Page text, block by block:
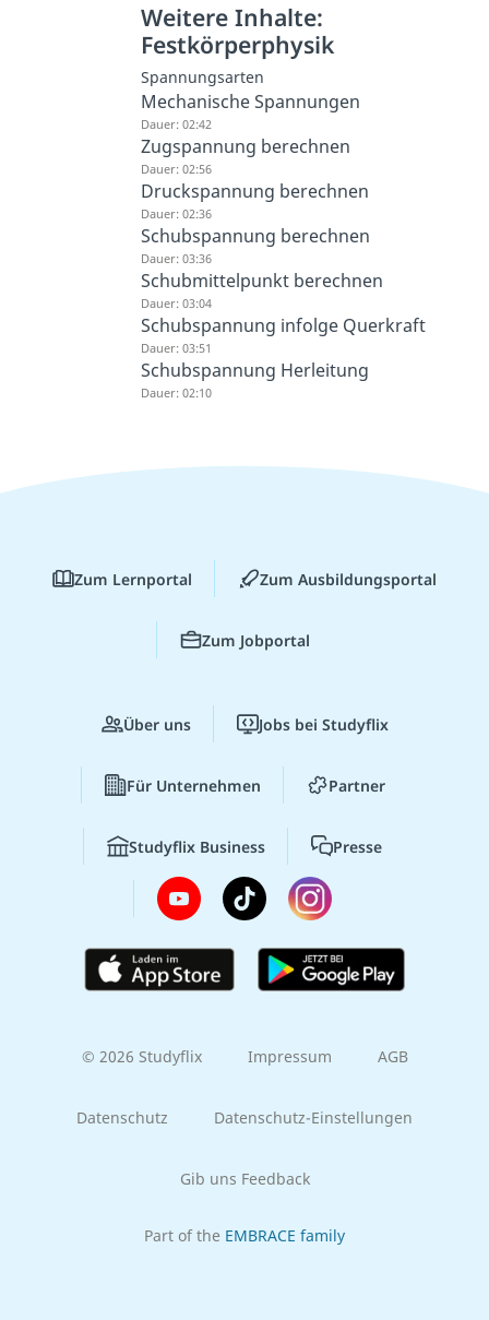
Weitere Inhalte:
Festkörperphysik
Spannungsarten
Mechanische Spannungen
Dauer: 02:42
Zugspannung berechnen
Dauer: 02:56
Druckspannung berechnen
Dauer: 02:36
Schubspannung berechnen
Dauer: 03:36
Schubmittelpunkt berechnen
Dauer: 03:04
Schubspannung infolge Querkraft
Dauer: 03:51
Schubspannung Herleitung
Dauer: 02:10
Zum Lernportal Zum Ausbildungsportal
Zum Jobportal
Über uns Jobs bei Studyflix
Für Unternehmen Partner
Studyflix Business Presse
© 2026 Studyflix Impressum AGB
Datenschutz Datenschutz-Einstellungen
Gib uns Feedback
Part of the EMBRACE family